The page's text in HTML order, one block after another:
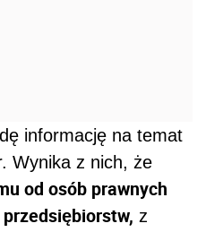
informację na temat
Wynika z nich, że
od osób prawnych
z